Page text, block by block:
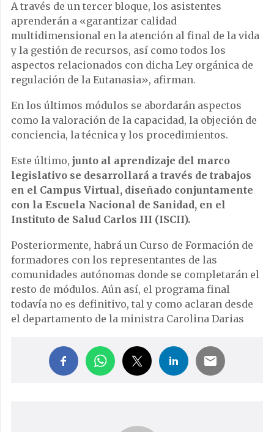
A través de un tercer bloque, los asistentes
aprenderán a «garantizar calidad
multidimensional en la atención al final de la vida
y la gestión de recursos, así como todos los
aspectos relacionados con dicha Ley orgánica de
regulación de la Eutanasia», afirman.
En los últimos módulos se abordarán aspectos
como la valoración de la capacidad, la objeción de
conciencia, la técnica y los procedimientos.
Este último, junto al aprendizaje del marco
legislativo se desarrollará a través de trabajos
en el Campus Virtual, diseñado conjuntamente
con la Escuela Nacional de Sanidad, en el
Instituto de Salud Carlos III (ISCII).
Posteriormente, habrá un Curso de Formación de
formadores con los representantes de las
comunidades autónomas donde se completarán el
resto de módulos. Aún así, el programa final
todavía no es definitivo, tal y como aclaran desde
el departamento de la ministra Carolina Darias